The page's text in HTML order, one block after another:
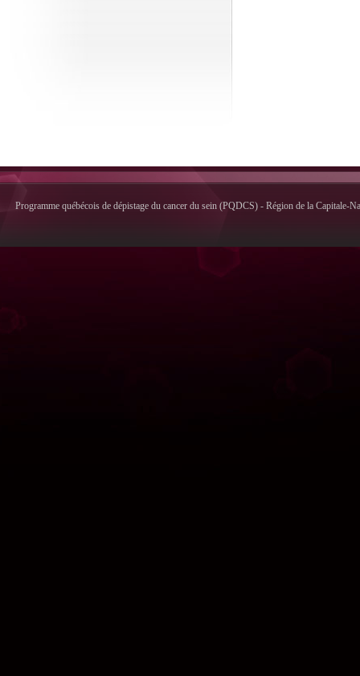
Programme québécois de dépistage du cancer du sein (PQDCS) - Région de la Capitale-